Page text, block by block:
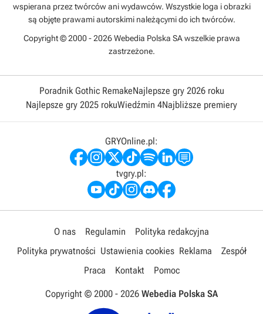
wspierana przez twórców ani wydawców. Wszystkie loga i obrazki
są objęte prawami autorskimi należącymi do ich twórców.
Copyright © 2000 - 2026 Webedia Polska SA wszelkie prawa
zastrzeżone.
Poradnik Gothic RemakeNajlepsze gry 2026 roku
Najlepsze gry 2025 rokuWiedźmin 4Najbliższe premiery
GRYOnline.pl:
tvgry.pl:
O nas Regulamin
Polityka redakcyjna
Polityka prywatności Ustawienia cookies Reklama
Zespół
Praca
Kontakt Pomoc
Copyright © 2000 - 2026 Webedia Polska SA